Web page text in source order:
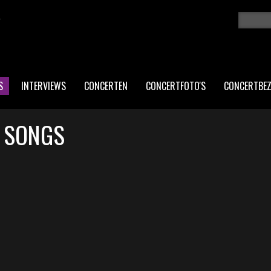
INTERVIEWS CONCERTEN CONCERTFOTO'S